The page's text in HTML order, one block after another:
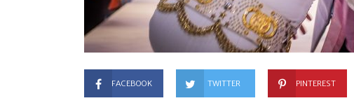
FACEBOOK TWITTER PINTEREST